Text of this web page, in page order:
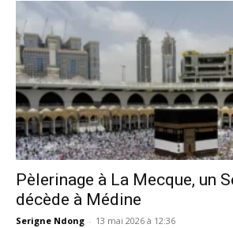
Pèlerinage à La Mecque, un
décède à Médine
Serigne Ndong - 13 mai 2026 à 12:36